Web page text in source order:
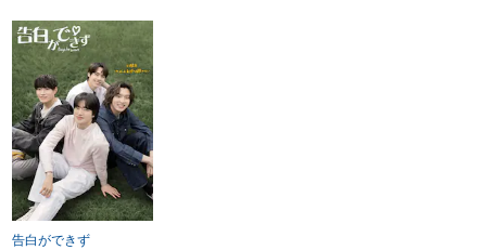
告白ができず